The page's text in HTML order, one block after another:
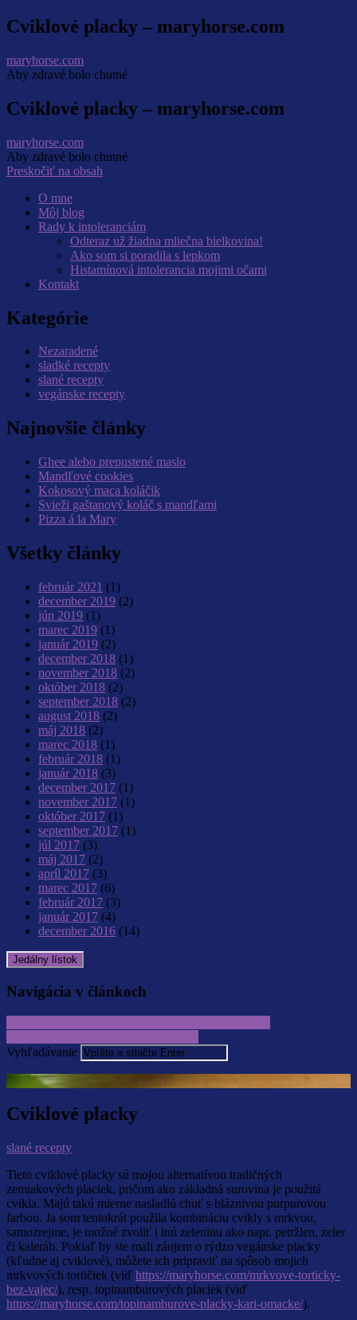
Cviklové placky – maryhorse.com
maryhorse.com
Aby zdravé bolo chutné
Cviklové placky – maryhorse.com
maryhorse.com
Aby zdravé bolo chutné
Preskočiť na obsah
O mne
Môj blog
Rady k intoleranciám
Odteraz už žiadna mliečna bielkovina!
Ako som si poradila s lepkom
Histamínová intolerancia mojimi očami
Kontakt
Kategórie
Nezaradené
sladké recepty
slané recepty
vegánske recepty
Najnovšie články
Ghee alebo prepustené maslo
Mandľové cookies
Kokosový maca koláčik
Svieži gaštanový koláč s mandľami
Pizza á la Mary
Všetky články
február 2021 (1)
december 2019 (2)
jún 2019 (1)
marec 2019 (1)
január 2019 (2)
december 2018 (1)
november 2018 (2)
október 2018 (2)
september 2018 (2)
august 2018 (2)
máj 2018 (2)
marec 2018 (1)
február 2018 (1)
január 2018 (3)
december 2017 (1)
november 2017 (1)
október 2017 (1)
september 2017 (1)
júl 2017 (3)
máj 2017 (2)
apríl 2017 (3)
marec 2017 (6)
február 2017 (3)
január 2017 (4)
december 2016 (14)
Jedálny lístok
Navigácia v článkoch
Vyhľadávanie
Cviklové placky
slané recepty
Tieto cviklové placky sú mojou alternatívou tradičných
zemiakových placiek, pričom ako základná surovina je použitá
cvikla. Majú takú mierne nasladlú chuť s bláznivou purpurovou
farbou. Ja som tentokrát použila kombináciu cvikly s mrkvou,
samozrejme, je možné zvoliť i inú zeleninu ako napr. petržlen, zeler
či kaleráb. Pokiaľ by ste mali záujem o rýdzo vegánske placky
(kľudne aj cviklové), môžete ich pripraviť na spôsob mojich
mrkvových tortičiek (viď https://maryhorse.com/mrkvove-torticky-
bez-vajec/), resp. topinamburových placiek (viď
https://maryhorse.com/topinamburove-placky-kari-omacke/).